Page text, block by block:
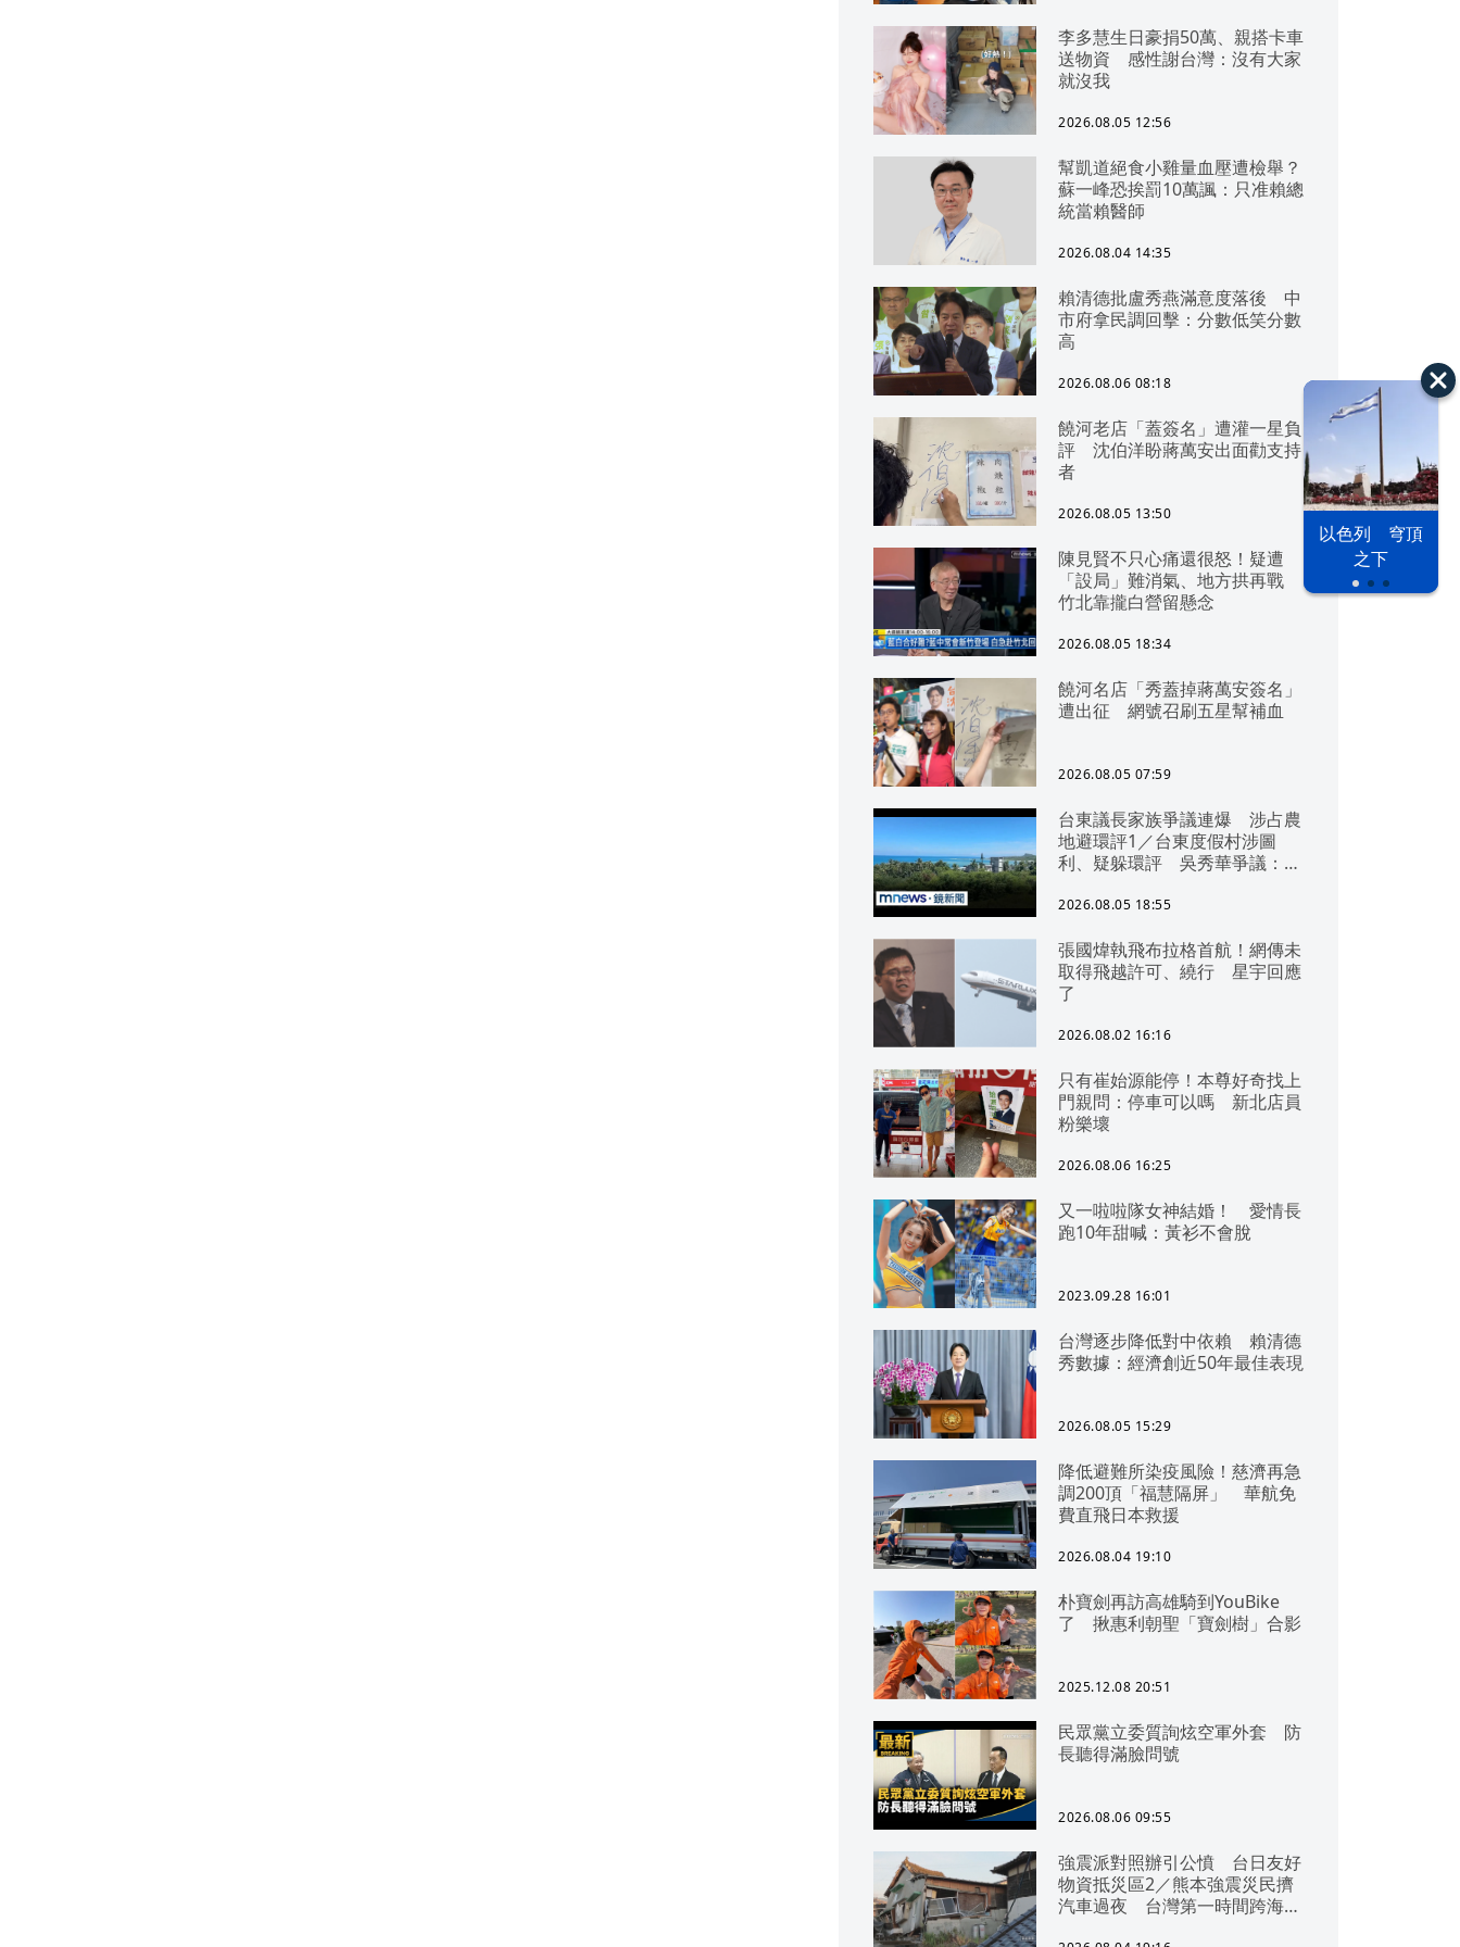
以色列 穹頂
之下
李多慧生日豪捐50萬、親搭卡車
送物資 感性謝台灣：沒有大家
就沒我
2026.08.05 12:56
幫凱道絕食小雞量血壓遭檢舉？
蘇一峰恐挨罰10萬諷：只准賴總
統當賴醫師
2026.08.04 14:35
賴清德批盧秀燕滿意度落後 中
市府拿民調回擊：分數低笑分數
高
2026.08.06 08:18
饒河老店「蓋簽名」遭灌一星負
評 沈伯洋盼蔣萬安出面勸支持
者
2026.08.05 13:50
陳見賢不只心痛還很怒！疑遭
「設局」難消氣、地方拱再戰
竹北靠攏白營留懸念
2026.08.05 18:34
饒河名店「秀蓋掉蔣萬安簽名」
遭出征 網號召刷五星幫補血
2026.08.05 07:59
台東議長家族爭議連爆 涉占農
地避環評1／台東度假村涉圖
利、疑躲環評 吳秀華爭議：概
2026.08.05 18:55
張國煒執飛布拉格首航！網傳未
取得飛越許可、繞行 星宇回應
了
2026.08.02 16:16
只有崔始源能停！本尊好奇找上
門親問：停車可以嗎 新北店員
粉樂壞
2026.08.06 16:25
又一啦啦隊女神結婚！ 愛情長
跑10年甜喊：黃衫不會脫
2023.09.28 16:01
台灣逐步降低對中依賴 賴清德
秀數據：經濟創近50年最佳表現
2026.08.05 15:29
降低避難所染疫風險！慈濟再急
調200頂「福慧隔屏」 華航免
費直飛日本救援
2026.08.04 19:10
朴寶劍再訪高雄騎到YouBike
了 揪惠利朝聖「寶劍樹」合影
2025.12.08 20:51
民眾黨立委質詢炫空軍外套 防
長聽得滿臉問號
2026.08.06 09:55
強震派對照辦引公憤 台日友好
物資抵災區2／熊本強震災民擠
汽車過夜 台灣第一時間跨海急